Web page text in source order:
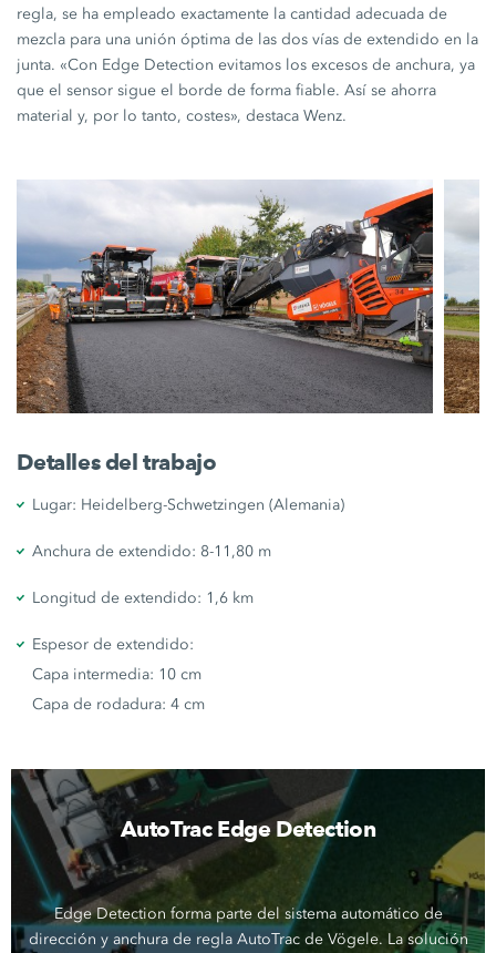
regla, se ha empleado exactamente la cantidad adecuada de
mezcla para una unión óptima de las dos vías de extendido en la
junta. «Con Edge Detection evitamos los excesos de anchura, ya
que el sensor sigue el borde de forma fiable. Así se ahorra
material y, por lo tanto, costes», destaca Wenz.
Detalles del trabajo
Lugar: Heidelberg-Schwetzingen (Alemania)
Anchura de extendido: 8-11,80 m
Longitud de extendido: 1,6 km
Espesor de extendido:
Capa intermedia: 10 cm
Capa de rodadura: 4 cm
AutoTrac Edge Detection
Edge Detection forma parte del sistema automático de
dirección y anchura de regla AutoTrac de Vögele. La solución